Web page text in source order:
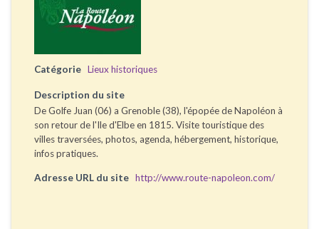
Catégorie Lieux historiques
Description du site
De Golfe Juan (06) a Grenoble (38), l'épopée de Napoléon à
son retour de l'Ile d'Elbe en 1815. Visite touristique des
villes traversées, photos, agenda, hébergement, historique,
infos pratiques.
Adresse URL du site http://www.route-napoleon.com/